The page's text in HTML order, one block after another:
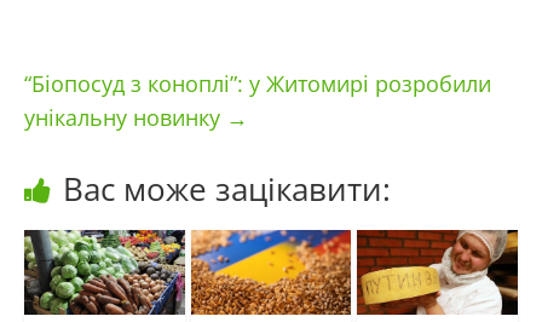
“Біопосуд з коноплі”: у Житомирі розробили
унікальну новинку →
Вас може зацікавити: